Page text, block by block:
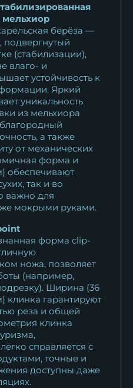
мельхиор
берёза —
(стабилизации),
влаго- и
устойчивость к
Яркий
уникальность
из мельхиора
а также
от механических
форма и
обеспечивают
так и во
важно для
мокрыми руками.
форма clip-
ножа, позволяет
(например,
Ширина (36
клинка гарантируют
реза и общей
клинка
справляется с
точные и
доступны даже